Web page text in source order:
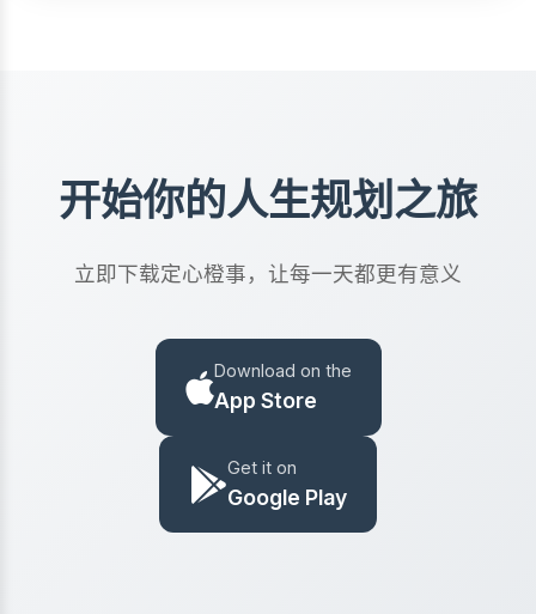
开始你的人生规划之旅
立即下载定心橙事，让每一天都更有意义
Download on the
App Store
Get it on
Google Play